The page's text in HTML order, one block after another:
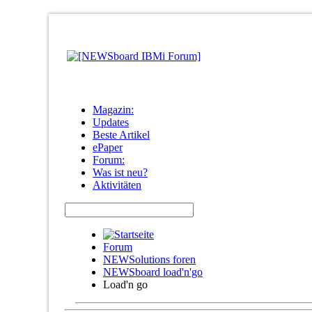
Magazin:
Updates
Beste Artikel
ePaper
Forum:
Was ist neu?
Aktivitäten
Forum
NEWSolutions foren
NEWSboard load'n'go
Load'n go